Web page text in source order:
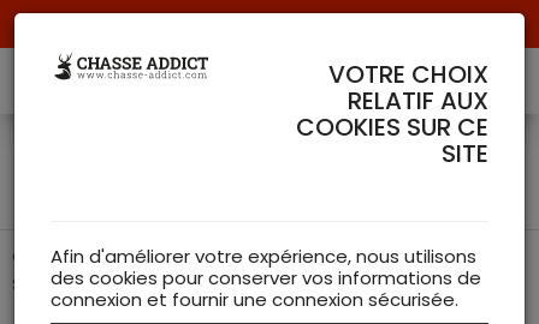
Pull Haze Windbreaker Knit
Chaleur et Protection Contre le Vent pour Toutes Vos
Sorties en Plein Air
VOTRE CHOIX
RELATIF AUX
COOKIES SUR CE
SITE
Afin d'améliorer votre expérience, nous utilisons
des cookies pour conserver vos informations de
connexion et fournir une connexion sécurisée.